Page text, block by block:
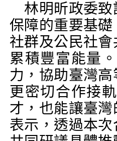
林明昕政委致
保障的重要基
社群及公民社
累積豐富能量
力，協助臺灣
更密切合作接
才，也能讓臺
表示，透過本